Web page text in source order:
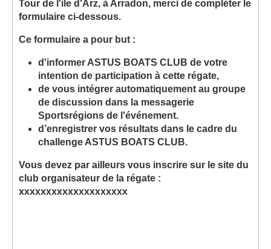
Tour de l'ile d'Arz, à Arradon, merci de compléter le
formulaire ci-dessous.
Ce formulaire a pour but :
d'informer ASTUS BOATS CLUB de votre
intention de participation à cette régate,
de vous intégrer automatiquement au groupe
de discussion dans la messagerie
Sportsrégions de l'événement.
d’enregistrer vos résultats dans le cadre du
challenge ASTUS BOATS CLUB.
Vous devez par ailleurs vous inscrire sur le site du
club organisateur de la régate :
xxxxxxxxxxxxxxxxxxxx